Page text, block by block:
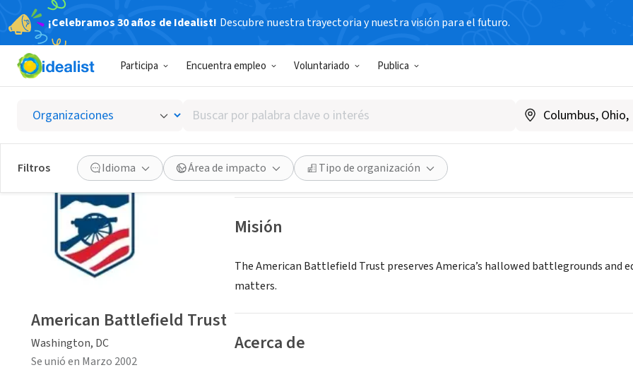
¡Celebramos 30 años de Idealist! Descubre nuestra trayectoria y nuestra visión para el futuro.
Participa Encuentra empleo Voluntariado Publica
Buscar
por
palabra
clave
o
interés
Filtros Idioma Área de impacto Tipo de organización
American Battlefield Trust
Washington, DC|www.battlefields.org
Guardar Compartir
Misión
The American Battlefield Trust preserves America’s hallowed battlegrounds and
matters.
Acerca de
American Battlefield Trust
Washington, DC
Se unió en Marzo 2002